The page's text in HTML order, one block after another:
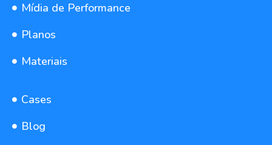
Mídia de Performance
Planos
Materiais
Cases
Blog